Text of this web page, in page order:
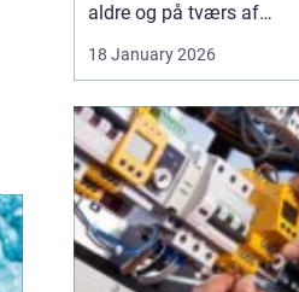
aldre og på tværs af
starter det med hygge,
at dæmpe uro og svære
følelser på. Langsomt
flytter alkoholen græns...
18 January 2026